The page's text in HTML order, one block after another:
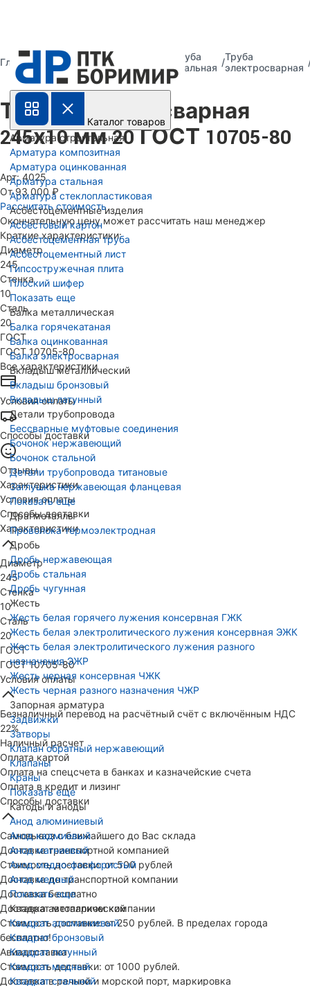
Каталог товаров
Арматура строительная
Арматура композитная
Арматура оцинкованная
Арматура стальная
Арматура стеклопластиковая
Асбестоцементные изделия
Асбестовый картон
Асбестоцементная труба
Асбестоцементный лист
Гипсостружечная плита
Плоский шифер
Показать еще
Балка металлическая
Балка горячекатаная
Балка оцинкованная
Балка электросварная
Вкладыш металлический
Вкладыш бронзовый
Вкладыш латунный
Детали трубопровода
Бессварные муфтовые соединения
Бочонок нержавеющий
Бочонок стальной
Детали трубопровода титановые
Заглушка нержавеющая фланцевая
Показать еще
Драгметаллы
Проволока термоэлектродная
Дробь
Дробь нержавеющая
Дробь стальная
Дробь чугунная
Жесть
Жесть белая горячего лужения консервная ГЖК
Жесть белая электролитического лужения консервная ЭЖК
Жесть белая электролитического лужения разного
назначения ЭЖР
Жесть черная консервная ЧЖК
Жесть черная разного назначения ЧЖР
Запорная арматура
Задвижки
Затворы
Клапан обратный нержавеющий
Клапаны
Краны
Показать еще
Катоды и аноды
Анод алюминиевый
Анод кадмиевый
Анод магниевый
Анод медно-фосфористый
Анод медный
Показать еще
Квадрат металлический
Квадрат алюминиевый
Квадрат бронзовый
Квадрат латунный
Квадрат медный
Квадрат стальной
Главная Каталог
Труба
металлическая
Труба
стальная
Труба
электросварная
Труба электросварная
245х10 мм 20 ГОСТ 10705-80
Арт: 4025
От 93 000 ₽
Рассчитать стоимость
Окончательную цену может рассчитать наш менеджер
Краткие характеристики:
Диаметр
245
Стенка
10
Сталь
20
ГОСТ
ГОСТ 10705-80
Все характеристики
Условия оплаты
Способы доставки
Отзывы
Характеристики
Условия оплаты
Способы доставки
Характеристики
Диаметр
245
Стенка
10
Сталь
20
ГОСТ
ГОСТ 10705-80
Условия оплаты
Безналичный перевод на расчётный счёт с включённым НДС
22%
Наличный расчет
Оплата картой
Оплата на спецсчета в банках и казначейские счета
Оплата в кредит и лизинг
Способы доставки
Самовывоз с ближайшего до Вас склада
Доставка транспортной компанией
Стоимость доставки: от 500 рублей
Доставка до транспортной компании
Доставка бесплатно
Доставка автопарком компании
Стоимость доставки: от 250 рублей. В пределах города
бесплатно!
Авиадоставка
Стоимость доставки: от 1000 рублей.
Доставка в речной и морской порт, маркировка